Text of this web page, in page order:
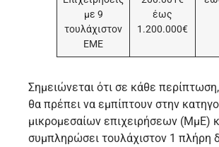
με 9
τουλάχιστον
ΕΜΕ
έως
1.200.000€
Σημειώνεται ότι σε κάθε περίπτωση,
θα πρέπει να εμπίπτουν στην
μικρομεσαίων επιχειρήσεων (ΜμΕ)
συμπληρώσει τουλάχιστον 1 πλήρη